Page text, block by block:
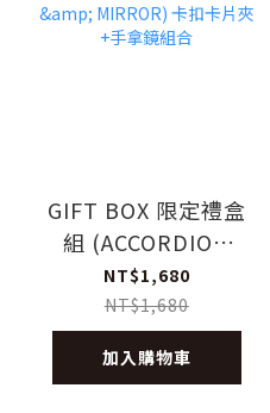
GIFT BOX 限定禮盒
組 (ACCORDION
WALLET &
MIRROR) 卡扣卡片
夾+手拿鏡組合
NT$1,680
NT$1,680
加入購物車